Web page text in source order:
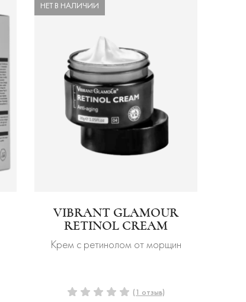
НЕТ В НАЛИЧИИ
VIBRANT GLAMOUR
RETINOL CREAM
Крем с ретинолом от морщин
(1 отзыв)